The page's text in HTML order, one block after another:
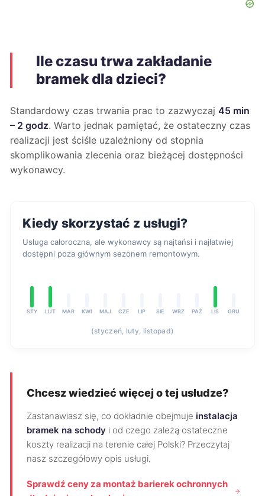
Ile czasu trwa zakładanie
bramek dla dzieci?
Standardowy czas trwania prac to zazwyczaj 45 min
– 2 godz. Warto jednak pamiętać, że ostateczny czas
realizacji jest ściśle uzależniony od stopnia
skomplikowania zlecenia oraz bieżącej dostępności
wykonawcy.
Kiedy skorzystać z usługi?
Usługa całoroczna, ale wykonawcy są najtańsi i najłatwiej
dostępni poza głównym sezonem remontowym.
STY LUT MAR KWI MAJ CZE LIP SIE WRZ PAŹ LIS GRU
(styczeń, luty, listopad)
Chcesz wiedzieć więcej o tej usłudze?
Zastanawiasz się, co dokładnie obejmuje instalacja
bramek na schody i od czego zależą ostateczne
koszty realizacji na terenie całej Polski? Przeczytaj
nasz szczegółowy opis usługi.
Sprawdź ceny za montaż barierek ochronnych